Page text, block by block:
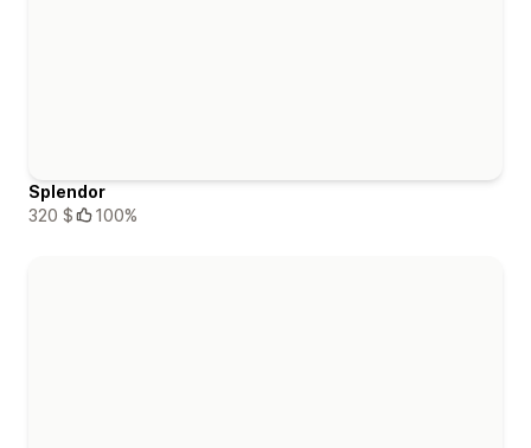
Splendor
320 $
100%